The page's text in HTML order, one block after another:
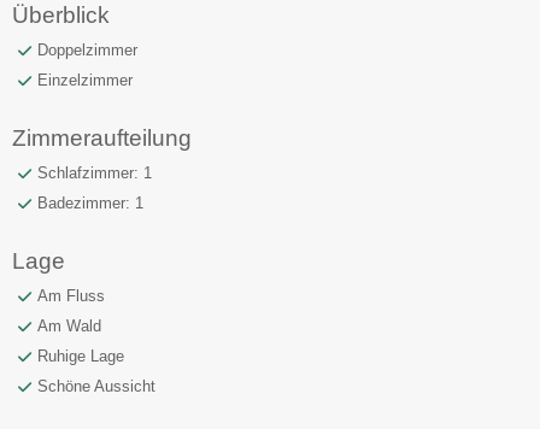
Überblick
Doppelzimmer
Einzelzimmer
Zimmeraufteilung
Schlafzimmer: 1
Badezimmer: 1
Lage
Am Fluss
Am Wald
Ruhige Lage
Schöne Aussicht